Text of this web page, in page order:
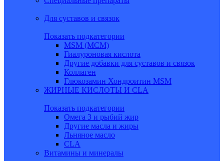
Для суставов и связок
Показать подкатегории
MSM (МСМ)
Гиалуроновая кислота
Другие добавки для суставов и связок
Коллаген
Глюкозамин Хондроитин MSM
ЖИРНЫЕ КИСЛОТЫ И CLA
Показать подкатегории
Омега 3 и рыбий жир
Другие масла и жиры
Льняное масло
CLA
Витамины и минералы